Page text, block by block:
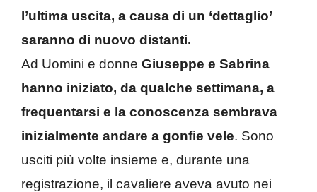
l’ultima uscita, a causa di un ‘dettaglio’
saranno di nuovo distanti.
Ad Uomini e donne Giuseppe e Sabrina
hanno iniziato, da qualche settimana, a
frequentarsi e la conoscenza sembrava
inizialmente andare a gonfie vele. Sono
usciti più volte insieme e, durante una
registrazione, il cavaliere aveva avuto nei